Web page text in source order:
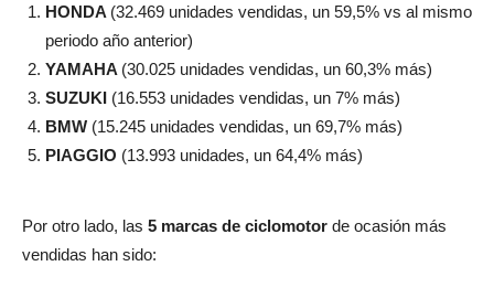
HONDA (32.469 unidades vendidas, un 59,5% vs al mismo
periodo año anterior)
YAMAHA (30.025 unidades vendidas, un 60,3% más)
SUZUKI (16.553 unidades vendidas, un 7% más)
BMW (15.245 unidades vendidas, un 69,7% más)
PIAGGIO (13.993 unidades, un 64,4% más)
Por otro lado, las 5 marcas de ciclomotor de ocasión más
vendidas han sido: